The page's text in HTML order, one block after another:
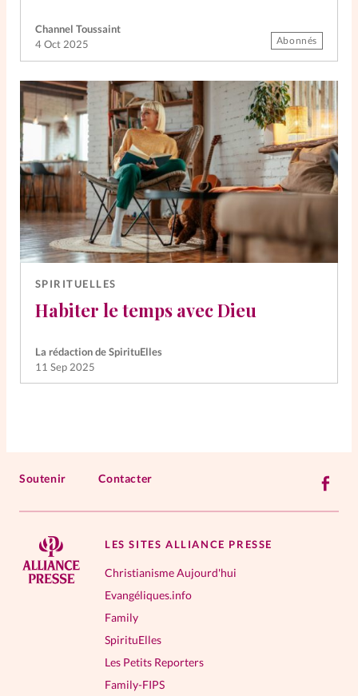
Channel Toussaint
4 Oct 2025
Abonnés
SPIRITUELLES
Habiter le temps avec Dieu
La rédaction de SpirituElles
11 Sep 2025
Soutenir Contacter
LES SITES ALLIANCE PRESSE
Christianisme Aujourd'hui
Evangéliques.info
Family
SpirituElles
Les Petits Reporters
Family-FIPS